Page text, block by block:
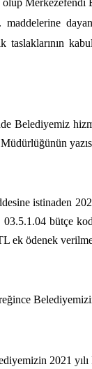
Merkezefendi
taslaklarının
Belediyemiz
istinaden
bütçe
ek ödenek
2021